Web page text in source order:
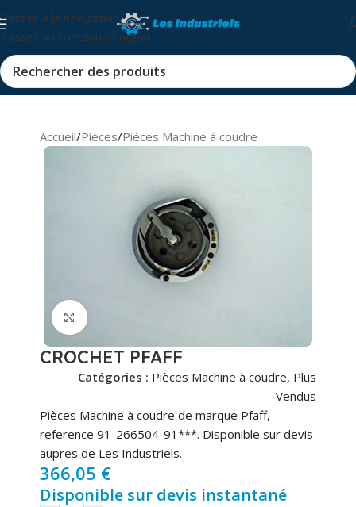
Passer à la navigation
Passer au contenu principal
Accueil/Pièces/Pièces Machine à coudre
Cliquez pour agrandir
CROCHET PFAFF
Catégories : Pièces Machine à coudre, Plus
Vendus
Pièces Machine à coudre de marque Pfaff,
reference 91-266504-91***. Disponible sur devis
aupres de Les Industriels.
366,05 €
Disponible sur devis instantané